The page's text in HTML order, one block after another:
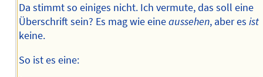
Da stimmt so einiges nicht. Ich vermute, das soll eine
Überschrift sein? Es mag wie eineaussehen, aber es ist
keine.
So ist es eine: